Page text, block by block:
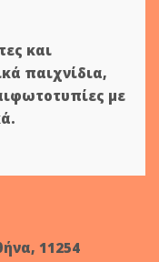
και
παιχνίδια,
φωτοτυπίες με
11254